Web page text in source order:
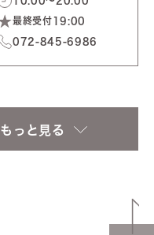
最終受付19:00
072-845-6986
もっと見る